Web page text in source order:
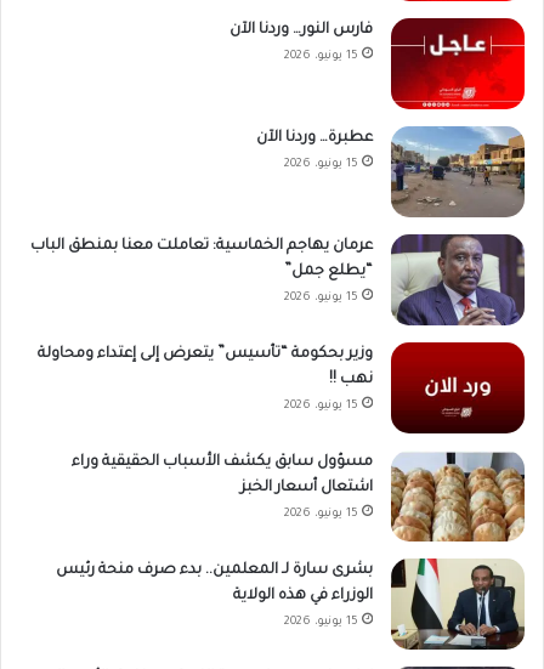
فارس النور… وردنا الآن
15 يونيو، 2026
عطبرة… وردنا الآن
15 يونيو، 2026
عرمان يهاجم الخماسية: تعاملت معنا بمنطق الباب
“يطلع جمل”
15 يونيو، 2026
وزير بحكومة “تأسيس” يتعرض إلى إعتداء ومحاولة
نهب !!
15 يونيو، 2026
مسؤول سابق يكشف الأسباب الحقيقية وراء
اشتعال أسعار الخبز
15 يونيو، 2026
بشرى سارة لـ المعلمين.. بدء صرف منحة رئيس
الوزراء في هذه الولاية
15 يونيو، 2026